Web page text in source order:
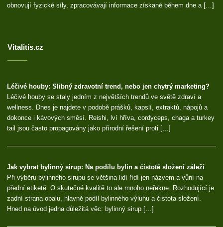
obnovují fyzické síly, zpracovávají informace získané během dne a […]
Vitalitis.cz
Léčivé houby: Slibný zdravotní trend, nebo jen chytrý marketing?
Léčivé houby se staly jedním z největších trendů ve světě zdraví a
wellness. Dnes je najdete v podobě prášků, kapslí, extraktů, nápojů a
dokonce i kávových směsí. Reishi, lví hříva, cordyceps, chaga a turkey
tail jsou často propagovány jako přírodní řešení proti […]
Jak vybrat bylinný sirup: Na podílu bylin a čistotě složení záleží
Při výběru bylinného sirupu se většina lidí řídí jen názvem a vůní na
přední etiketě. O skutečné kvalitě to ale mnoho neřekne. Rozhodující je
zadní strana obalu, hlavně podíl bylinného výluhu a čistota složení.
Hned na úvod jedna důležitá věc: bylinný sirup […]